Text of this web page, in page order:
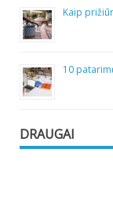
Kaip
10
DRAUGAI